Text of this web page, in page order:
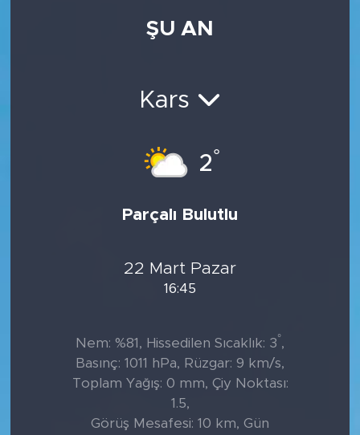
ŞU AN
Kars
2°
Parçalı Bulutlu
22 Mart Pazar
16:45
Nem: %81, Hissedilen Sıcaklık: 3°,
Basınç: 1011 hPa, Rüzgar: 9 km/s,
Toplam Yağış: 0 mm, Çiy Noktası:
1.5,
Görüş Mesafesi: 10 km, Gün